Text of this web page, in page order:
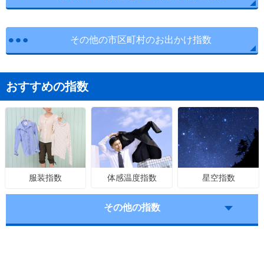
その他の市区町村のお出かけ指数
おすすめの指数
服装指数 体感温度指数 星空指数
その他の指数